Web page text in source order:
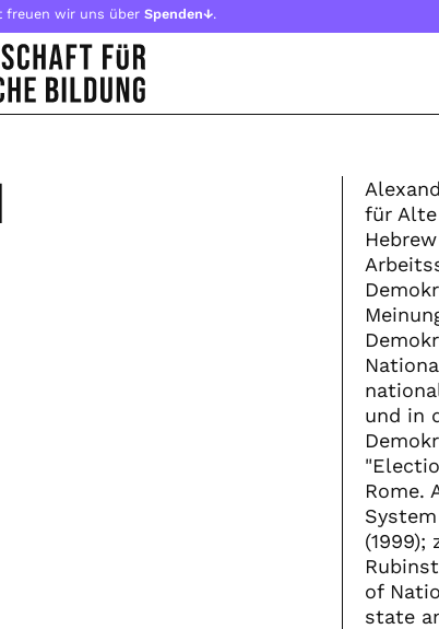
freuen wir uns über Spenden↓.
für
und in
Rome.
(1999);
of
state